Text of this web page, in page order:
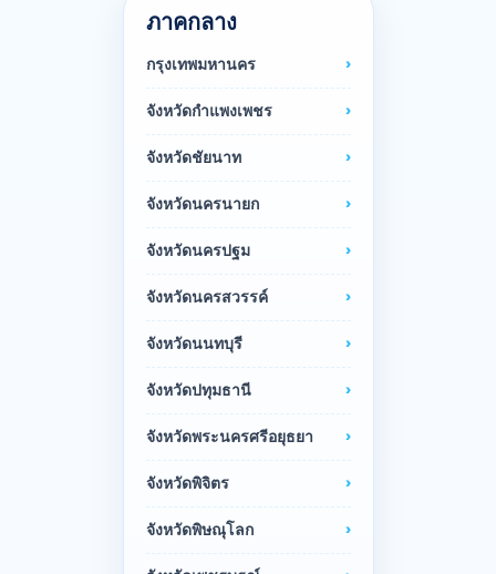
ภาคกลาง
กรุงเทพมหานคร
จังหวัดกำแพงเพชร
จังหวัดชัยนาท
จังหวัดนครนายก
จังหวัดนครปฐม
จังหวัดนครสวรรค์
จังหวัดนนทบุรี
จังหวัดปทุมธานี
จังหวัดพระนครศรีอยุธยา
จังหวัดพิจิตร
จังหวัดพิษณุโลก